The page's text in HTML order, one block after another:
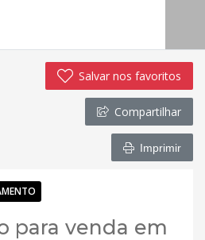
Salvar nos favoritos
Compartilhar
Imprimir
para venda em